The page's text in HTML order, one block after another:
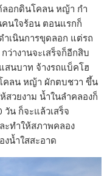
ลอกดินโคลน หญ้า กำ
นใจร้อน ตอนแรกก็
เนินการขุดลอก แต่รถ
างานจะเสร็จก็อีกสิบ
สนบาท จ้างรถแบ็คโฮ
คลน หญ้า ผักตบชวา ขึ้น
สวยงาม น้ำในลำคลองก็
น ก็จะแล้วเสร็จ
ทำให้สภาพคลอง
น้ำใสสะอาด